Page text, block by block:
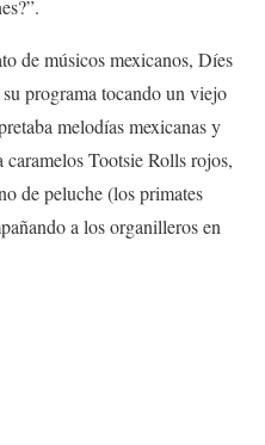
de músicos mexicanos, Díes
programa tocando un viejo
melodías mexicanas y
caramelos Tootsie Rolls rojos,
de peluche (los primates
a los organilleros en